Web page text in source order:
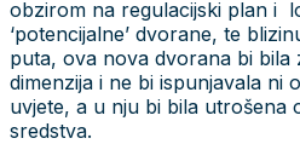
obzirom na regulacijski plan i
‘potencijalne’ dvorane, te
puta, ova nova dvorana bi bila
dimenzija i ne bi ispunjavala ni
uvjete, a u nju bi bila utrošena
sredstva.